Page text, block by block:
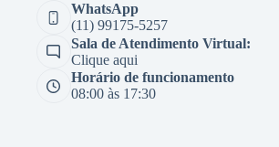
WhatsApp
(11) 99175-5257
Sala de Atendimento Virtual:
Clique aqui
Horário de funcionamento
08:00 às 17:30